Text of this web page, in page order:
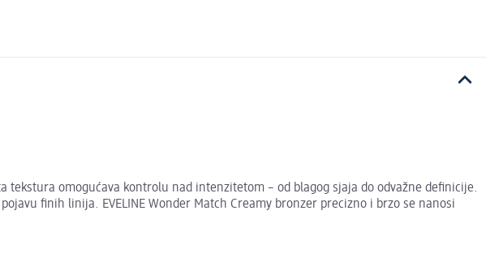
omogućava kontrolu nad intenzitetom – od blagog sjaja do odvažne definicije.
finih linija. EVELINE Wonder Match Creamy bronzer precizno i brzo se nanosi